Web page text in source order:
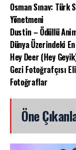
Osman Sınav: Türk
Yönetmeni
Dustin – Ödüllü
Dünya Üzerindeki
Hey Deer (Hey
Gezi Fotoğrafçısı
Fotoğraflar
Öne